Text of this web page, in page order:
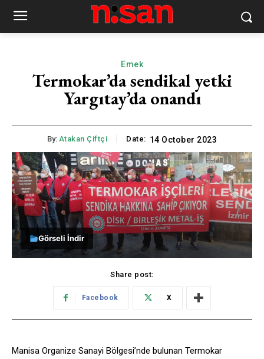
Emek
Termokar’da sendikal yetki
Yargıtay’da onandı
By: Atakan Çiftçi Date: 14 October 2023
Görseli İndir
Share post:
Facebook X
Manisa Organize Sanayi Bölgesi’nde bulunan Termokar